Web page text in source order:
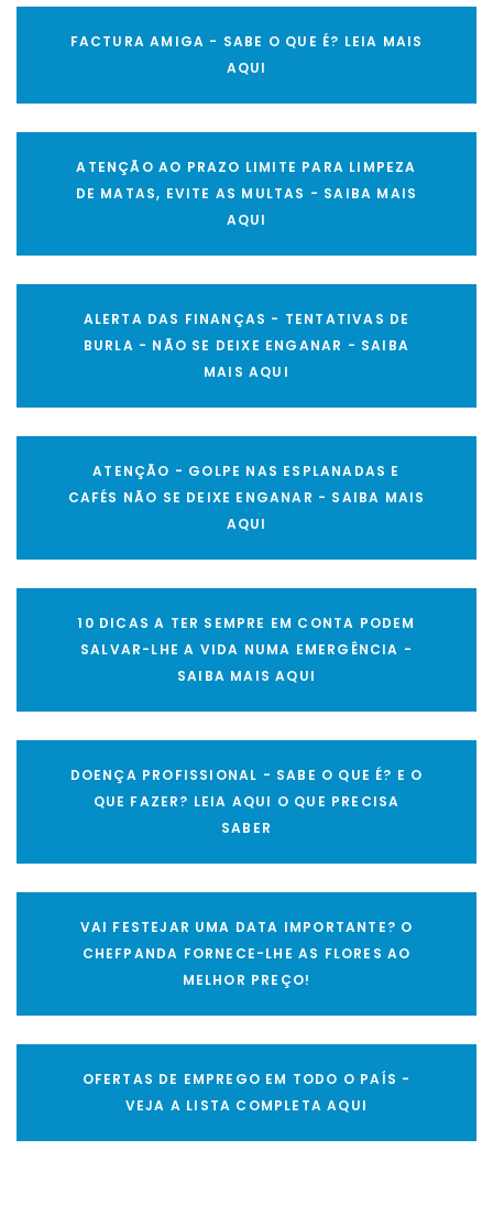
FACTURA AMIGA - SABE O QUE É? LEIA MAIS
AQUI
ATENÇÃO AO PRAZO LIMITE PARA LIMPEZA
DE MATAS, EVITE AS MULTAS - SAIBA MAIS
AQUI
ALERTA DAS FINANÇAS - TENTATIVAS DE
BURLA - NÃO SE DEIXE ENGANAR - SAIBA
MAIS AQUI
ATENÇÃO - GOLPE NAS ESPLANADAS E
CAFÉS NÃO SE DEIXE ENGANAR - SAIBA MAIS
AQUI
10 DICAS A TER SEMPRE EM CONTA PODEM
SALVAR-LHE A VIDA NUMA EMERGÊNCIA -
SAIBA MAIS AQUI
DOENÇA PROFISSIONAL - SABE O QUE É? E O
QUE FAZER? LEIA AQUI O QUE PRECISA
SABER
VAI FESTEJAR UMA DATA IMPORTANTE? O
CHEFPANDA FORNECE-LHE AS FLORES AO
MELHOR PREÇO!
OFERTAS DE EMPREGO EM TODO O PAÍS -
VEJA A LISTA COMPLETA AQUI